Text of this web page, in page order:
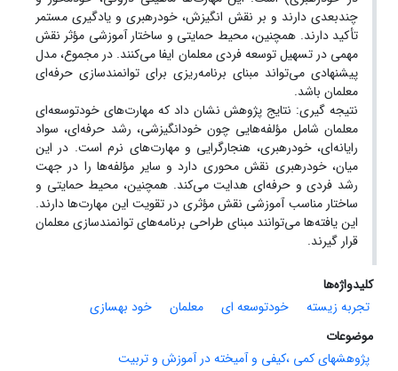
چندبعدی دارند و بر نقش انگیزش، خودرهبری و یادگیری مستمر
تأکید دارند. همچنین، محیط حمایتی و ساختار آموزشی مؤثر نقش
مهمی در تسهیل توسعه فردی معلمان ایفا می‌کنند. در مجموع، مدل
پیشنهادی می‌تواند مبنای برنامه‌ریزی برای توانمندسازی حرفه‌ای
معلمان باشد.
نتیجه گیری: نتایج پژوهش نشان داد که مهارت‌های خودتوسعه‌ای
معلمان شامل مؤلفه‌هایی چون خودانگیزشی، رشد حرفه‌ای، سواد
رایانه‌ای، خودرهبری، هنجارگرایی و مهارت‌های نرم است. در این
میان، خودرهبری نقش محوری دارد و سایر مؤلفه‌ها را در جهت
رشد فردی و حرفه‌ای هدایت می‌کند. همچنین، محیط حمایتی و
ساختار مناسب آموزشی نقش مؤثری در تقویت این مهارت‌ها دارند.
این یافته‌ها می‌توانند مبنای طراحی برنامه‌های توانمندسازی معلمان
قرار گیرند.
کلیدواژه‌ها
تجربه زیسته
خودتوسعه ای معلمان
خود بهسازی
موضوعات
پژوهشهای کمی ،کیفی و آمیخته در آموزش و تربیت